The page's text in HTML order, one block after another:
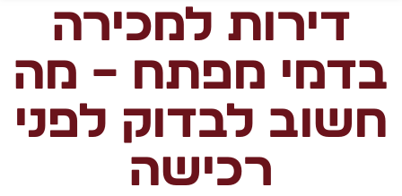
דירות למכירה
בדמי מפתח – מה
חשוב לבדוק לפני
רכישה